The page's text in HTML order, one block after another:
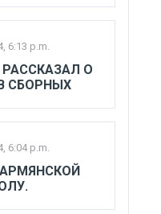
6:13 p.m.
О
СБОРНЫХ
6:04 p.m.